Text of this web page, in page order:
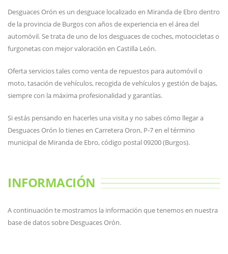
Desguaces Orón es un desguace localizado en Miranda de Ebro dentro
de la provincia de Burgos con años de experiencia en el área del
automóvil. Se trata de uno de los desguaces de coches, motocicletas o
furgonetas con mejor valoración en Castilla León.
Oferta servicios tales como venta de repuestos para automóvil o
moto, tasación de vehículos, recogida de vehículos y gestión de bajas,
siempre con la máxima profesionalidad y garantías.
Si estás pensando en hacerles una visita y no sabes cómo llegar a
Desguaces Orón lo tienes en Carretera Oron, P-7 en el término
municipal de Miranda de Ebro, código postal 09200 (Burgos).
INFORMACIÓN
A continuación te mostramos la información que tenemos en nuestra
base de datos sobre Desguaces Orón.